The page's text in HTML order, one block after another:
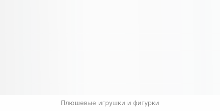
Плюшевые игрушки и фигурки